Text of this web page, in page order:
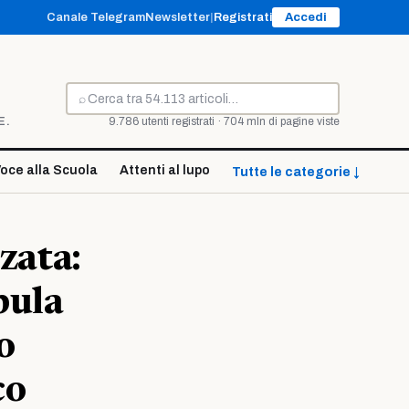
Canale TelegramNewsletter Registrati Accedi
⌕
Cerca
9.786 utenti registrati · 704 mln di pagine viste
alla Scuola Attenti al lupo Tutte le categorie ↓